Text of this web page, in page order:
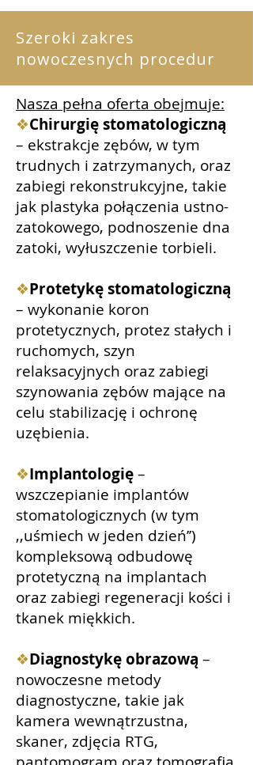
Szeroki zakres
nowoczesnych procedur
Nasza pełna oferta obejmuje:
❖Chirurgię stomatologiczną
– ekstrakcje zębów, w tym
trudnych i zatrzymanych, oraz
zabiegi rekonstrukcyjne, takie
jak plastyka połączenia ustno-
zatokowego, podnoszenie dna
zatoki, wyłuszczenie torbieli.
❖Protetykę stomatologiczną
– wykonanie koron
protetycznych, protez stałych i
ruchomych, szyn
relaksacyjnych oraz zabiegi
szynowania zębów mające na
celu stabilizację i ochronę
uzębienia.
❖Implantologię–
wszczepianie implantów
stomatologicznych (w tym
,,uśmiech w jeden dzień’’)
kompleksową odbudowę
protetyczną na implantach
oraz zabiegi regeneracji kości i
tkanek miękkich.
❖Diagnostykę obrazową –
nowoczesne metody
diagnostyczne, takie jak
kamera wewnątrzustna,
skaner, zdjęcia RTG,